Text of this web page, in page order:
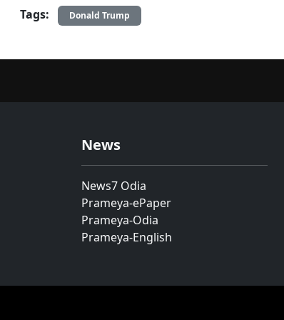
Tags: Donald Trump
News
News7 Odia
Prameya-ePaper
Prameya-Odia
Prameya-English